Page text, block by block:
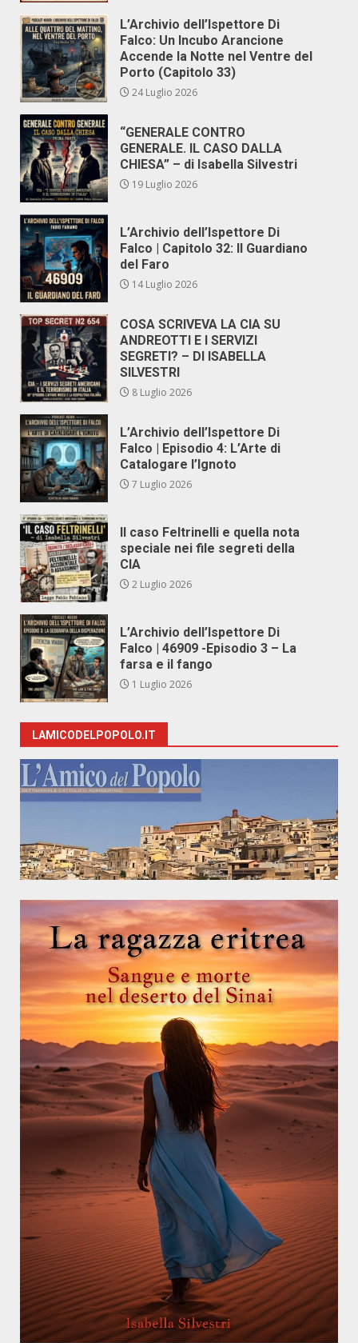
L’Archivio dell’Ispettore Di
Falco: Un Incubo Arancione
Accende la Notte nel Ventre del
Porto (Capitolo 33)
24 Luglio 2026
“GENERALE CONTRO
GENERALE. IL CASO DALLA
CHIESA” – di Isabella Silvestri
19 Luglio 2026
L’Archivio dell’Ispettore Di
Falco | Capitolo 32: Il Guardiano
del Faro
14 Luglio 2026
COSA SCRIVEVA LA CIA SU
ANDREOTTI E I SERVIZI
SEGRETI? – DI ISABELLA
SILVESTRI
8 Luglio 2026
L’Archivio dell’Ispettore Di
Falco | Episodio 4: L’Arte di
Catalogare l’Ignoto
7 Luglio 2026
Il caso Feltrinelli e quella nota
speciale nei file segreti della
CIA
2 Luglio 2026
L’Archivio dell’Ispettore Di
Falco | 46909 -Episodio 3 – La
farsa e il fango
1 Luglio 2026
LAMICODELPOPOLO.IT